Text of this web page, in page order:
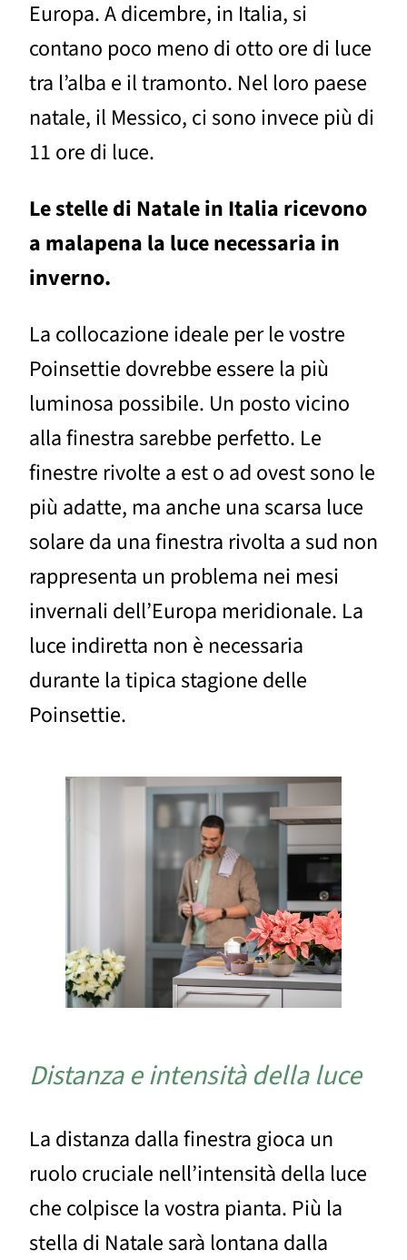
Europa. A dicembre, in Italia, si
contano poco meno di otto ore di luce
tra l’alba e il tramonto. Nel loro paese
natale, il Messico, ci sono invece più di
11 ore di luce.
Le stelle di Natale in Italia ricevono
a malapena la luce necessaria in
inverno.
La collocazione ideale per le vostre
Poinsettie dovrebbe essere la più
luminosa possibile. Un posto vicino
alla finestra sarebbe perfetto. Le
finestre rivolte a est o ad ovest sono le
più adatte, ma anche una scarsa luce
solare da una finestra rivolta a sud non
rappresenta un problema nei mesi
invernali dell’Europa meridionale. La
luce indiretta non è necessaria
durante la tipica stagione delle
Poinsettie.
Distanza e intensità della luce
La distanza dalla finestra gioca un
ruolo cruciale nell’intensità della luce
che colpisce la vostra pianta. Più la
stella di Natale sarà lontana dalla